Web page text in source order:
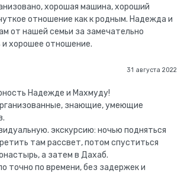
хорошая машина, хороший
отношение как к родным. Надежда и
от нашей семьи за замечательно
хорошее отношение.
31 августа 2022
Надежде и Махмуду!
знающие, умеющие
экскурсию: ночью подняться
там рассвет, потом спуститься
а затем в Дахаб.
точно по времени, без задержек и